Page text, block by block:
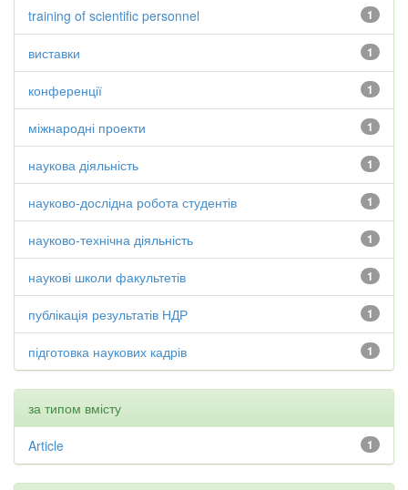
1
training of scientific personnel
1
виставки
1
конференції
1
міжнародні проекти
1
наукова діяльність
1
науково-дослідна робота студентів
1
науково-технічна діяльність
1
наукові школи факультетів
1
публікація результатів НДР
1
підготовка наукових кадрів
за типом вмісту
1
Article